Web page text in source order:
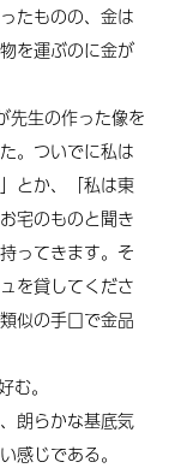
たものの、金は
を運ぶのに金が
先生の作った像を
。ついでに私は
とか、「私は東
宅のものと聞き
ってきます。そ
を貸してくださ
似の手口で金品
。
朗らかな基底気
感じである。